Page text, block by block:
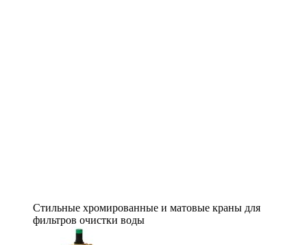
Стильные хромированные и матовые краны для
фильтров очистки воды